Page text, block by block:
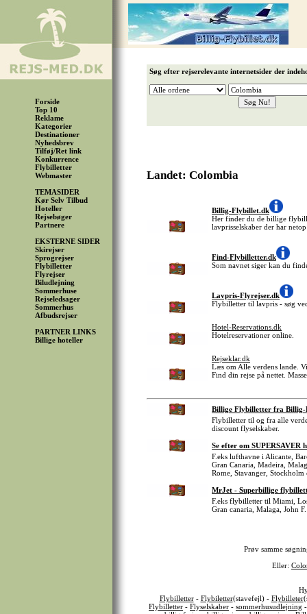
Forside
Top 10
Reklame
Kategorier
Destinationer
Nyhedsbrev
Tilføj/Ret link
Konkurrence
Flybilletter
Webmaster
TEMASIDER
Kør Selv Tilbud
Hoteller
Rejsebøger
Partnere
EKSTERNE SIDER
Skirejser
Sprogrejser
Flybilletter
Flyrejser
Biludlejning
Sommerhuse
Rejseledsager
Sommerhus
Afbudsrejser
PARTNER LINKS
Billige hoteller
Søg efter rejserelevante internetsider der
Landet: Colombia
Billig-Flybillet.dk
Her finder du de billige
lavprisselskaber der har
Find-Flybilletter.dk
Som navnet siger kan du
Lavpris-Flyrejser.dk
Flybilletter til lavpris - søg
Hotel-Reservations.dk
Hotelreservationer online.
Rejseklar.dk
Læs om Alle verdens lande.
Find din rejse på nettet.
Billige Flybilletter fra
Flybilletter til og fra alle
discount flyselskaber.
Se efter om
F.eks lufthavne i Alicante,
Gran Canaria, Madeira,
Rome, Stavanger, Stockholm
MrJet - Superbillige
F.eks flybilletter til Miami,
Gran canaria, Malaga, John
Prøv samme
Eller:
Flybilletter- Flybiletter(stavefejl) - Flybilleter
Flybilletter - Flyselskaber - sommerhusudlejning